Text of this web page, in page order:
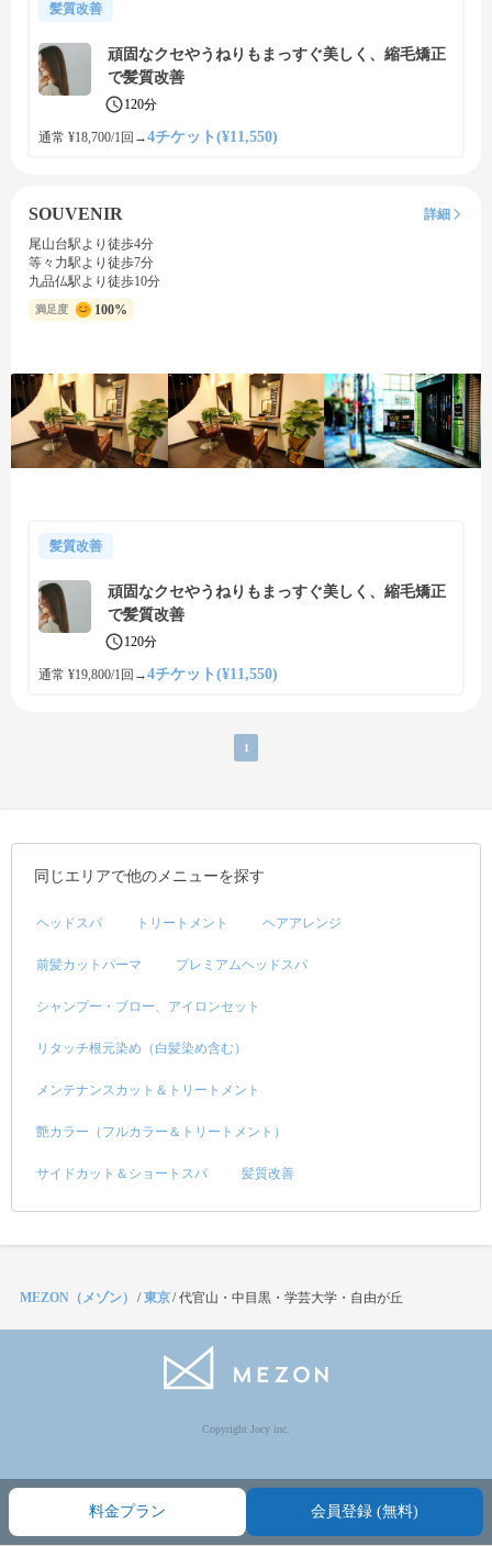
髪質改善
頑固なクセやうねりもまっすぐ美しく、縮毛矯正
で髪質改善
120分
通常 ¥18,700/1回 →4チケット(¥11,550)
SOUVENIR
詳細
尾山台駅より徒歩4分
等々力駅より徒歩7分
九品仏駅より徒歩10分
満足度 100%
髪質改善
頑固なクセやうねりもまっすぐ美しく、縮毛矯正
で髪質改善
120分
通常 ¥19,800/1回 →4チケット(¥11,550)
1
料金プラン 会員登録 (無料)
同じエリアで他のメニューを探す
ヘッドスパ トリートメント ヘアアレンジ
前髪カットパーマ プレミアムヘッドスパ
シャンプー・ブロー、アイロンセット
リタッチ根元染め（白髪染め含む）
メンテナンスカット＆トリートメント
艶カラー（フルカラー＆トリートメント）
サイドカット＆ショートスパ 髪質改善
MEZON（メゾン） /東京/代官山・中目黒・学芸大学・自由が丘
Copyright Jocy inc.